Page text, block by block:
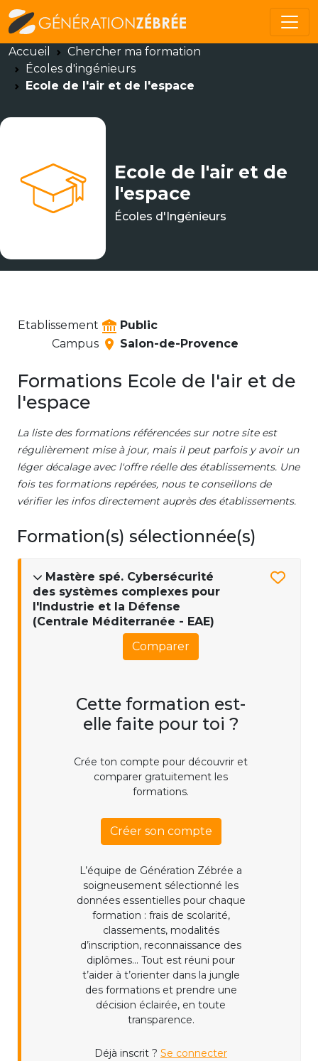
Accueil
Chercher ma formation
Écoles d'ingénieurs
Ecole de l'air et de l'espace
Ecole de l'air et de
l'espace
Écoles d'Ingénieurs
Etablissement
Public
Campus
Salon-de-Provence
Formations Ecole de l'air et de
l'espace
La liste des formations référencées sur notre site est
régulièrement mise à jour, mais il peut parfois y avoir un
léger décalage avec l'offre réelle des établissements. Une
fois tes formations repérées, nous te conseillons de
vérifier les infos directement auprès des établissements.
Formation(s) sélectionnée(s)
Mastère spé. Cybersécurité
des systèmes complexes pour
l'Industrie et la Défense
(Centrale Méditerranée - EAE)
Comparer
Cette formation est-
elle faite pour toi ?
Crée ton compte pour découvrir et
comparer gratuitement les
formations.
Créer son compte
L’équipe de Génération Zébrée a
soigneusement sélectionné les
données essentielles pour chaque
formation : frais de scolarité,
classements, modalités
d’inscription, reconnaissance des
diplômes... Tout est réuni pour
t’aider à t’orienter dans la jungle
des formations et prendre une
décision éclairée, en toute
transparence.
Déjà inscrit ? Se connecter